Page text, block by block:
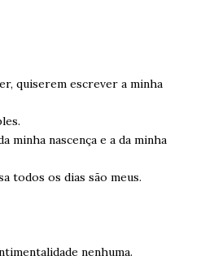
quiserem escrever a minha
minha nascença e a da minha
todos os dias são meus.
nenhuma.